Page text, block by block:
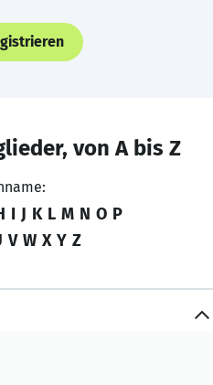
von A bis Z
I J K L M N O P
V W X Y Z